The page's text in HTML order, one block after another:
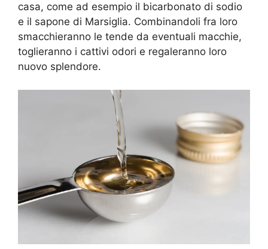
casa, come ad esempio il bicarbonato di sodio
e il sapone di Marsiglia. Combinandoli fra loro
smacchieranno le tende da eventuali macchie,
toglieranno i cattivi odori e regaleranno loro
nuovo splendore.